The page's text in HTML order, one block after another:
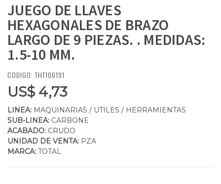
JUEGO DE LLAVES
HEXAGONALES DE BRAZO
LARGO DE 9 PIEZAS. . MEDIDAS:
1.5-10 MM.
CODIGO: THT106191
US$ 4,73
LINEA: MAQUINARIAS / UTILES / HERRAMIENTAS
SUB-LINEA: CARBONE
ACABADO: CRUDO
UNIDAD DE VENTA: PZA
MARCA: TOTAL